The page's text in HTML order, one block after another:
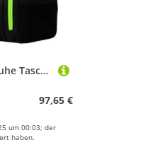
ZWCSHUU 65L Skischuhe Tasche Rucksack Ski Hand Tragetasche Bergsteigen Snowboard Große Kapazität Skistiefel Rucksack(Green)
97,65 €
um 00:03; der
haben.